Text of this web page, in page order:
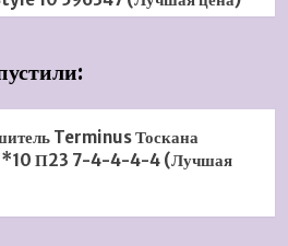
Terminus Тоскана
П23 7-4-4-4-4 (Лучшая